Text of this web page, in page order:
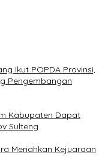
Ikut POPDA Provinsi,
Pengembangan
Kabupaten Dapat
Sulteng
Meriahkan Kejuaraan